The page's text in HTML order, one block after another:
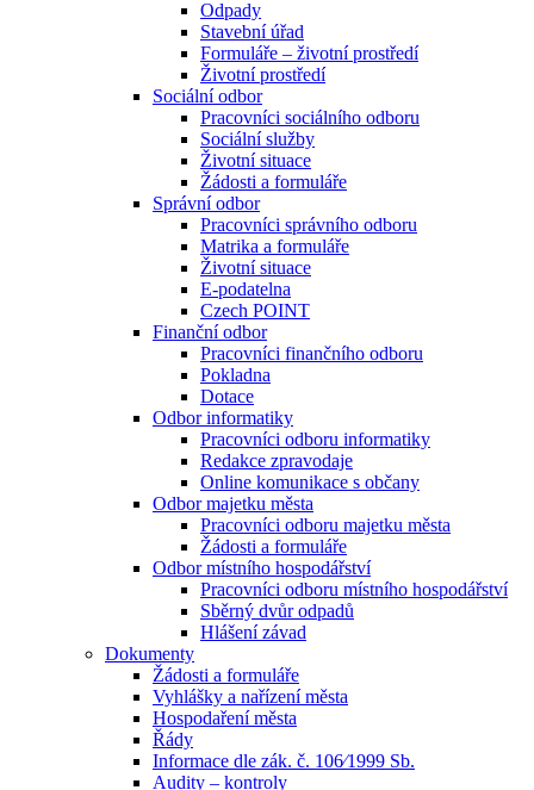
Odpady
Stavební úřad
Formuláře – životní prostředí
Životní prostředí
Sociální odbor
Pracovníci sociálního odboru
Sociální služby
Životní situace
Žádosti a formuláře
Správní odbor
Pracovníci správního odboru
Matrika a formuláře
Životní situace
E-podatelna
Czech POINT
Finanční odbor
Pracovníci finančního odboru
Pokladna
Dotace
Odbor informatiky
Pracovníci odboru informatiky
Redakce zpravodaje
Online komunikace s občany
Odbor majetku města
Pracovníci odboru majetku města
Žádosti a formuláře
Odbor místního hospodářství
Pracovníci odboru místního hospodářství
Sběrný dvůr odpadů
Hlášení závad
Dokumenty
Žádosti a formuláře
Vyhlášky a nařízení města
Hospodaření města
Řády
Informace dle zák. č. 106⁄1999 Sb.
Audity – kontroly